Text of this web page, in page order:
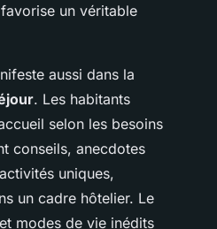
un véritable
aussi dans la
. Les habitants
selon les besoins
conseils, anecdotes
uniques,
un cadre hôtelier. Le
modes de vie inédits